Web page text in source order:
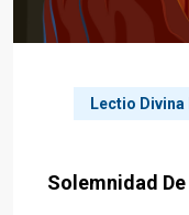
Lectio Divina
Solemnidad